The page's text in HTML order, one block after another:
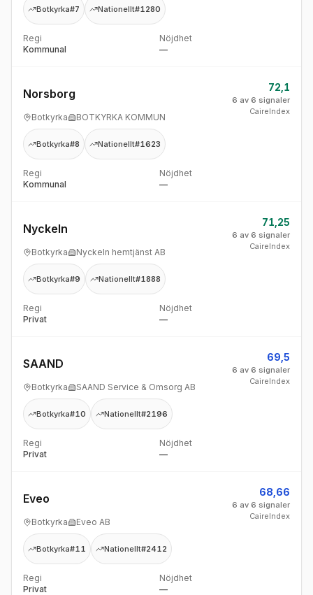
Botkyrka#7 Nationellt#1280
Regi
Kommunal
Nöjdhet
—
Norsborg
Botkyrka BOTKYRKA KOMMUN
72,1
6 av 6 signaler
CaireIndex
Botkyrka#8 Nationellt#1623
Regi
Kommunal
Nöjdhet
—
Nyckeln
Botkyrka Nyckeln hemtjänst AB
71,25
6 av 6 signaler
CaireIndex
Botkyrka#9 Nationellt#1888
Regi
Privat
Nöjdhet
—
SAAND
Botkyrka SAAND Service & Omsorg AB
69,5
6 av 6 signaler
CaireIndex
Botkyrka#10 Nationellt#2196
Regi
Privat
Nöjdhet
—
Eveo
Botkyrka Eveo AB
68,66
6 av 6 signaler
CaireIndex
Botkyrka#11 Nationellt#2412
Regi
Privat
Nöjdhet
—